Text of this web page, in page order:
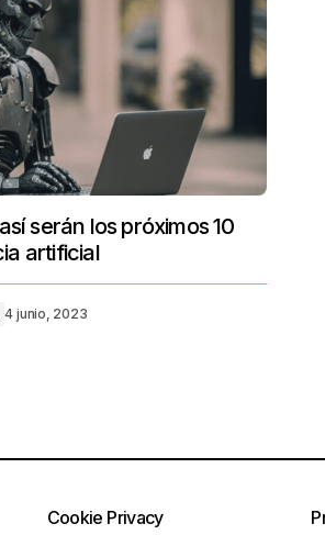
serán los próximos 10
artificial
4 junio, 2023
Cookie Privacy